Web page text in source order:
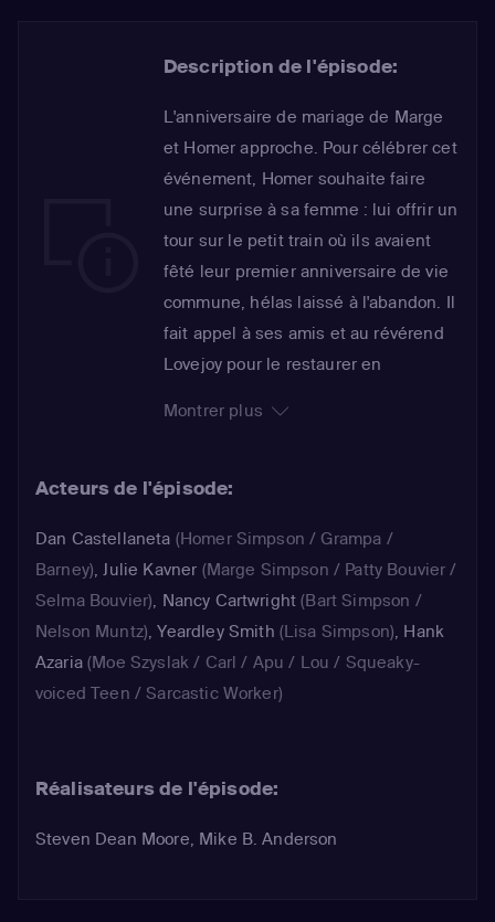
Description de l'épisode:
L'anniversaire de mariage de Marge
et Homer approche. Pour célébrer cet
événement, Homer souhaite faire
une surprise à sa femme : lui offrir un
tour sur le petit train où ils avaient
fêté leur premier anniversaire de vie
commune, hélas laissé à l'abandon. Il
fait appel à ses amis et au révérend
Lovejoy pour le restaurer en
tombe sur un site de rencontres et
nommé Ben, qui partage sa passion
Homer est accaparé par son projet de
rénovation, Marge se sent délaissée
et finit par se rapprocher de Ben...
Montrer plus
Acteurs de l'épisode:
Dan Castellaneta (Homer Simpson / Grampa /
Barney),Julie Kavner (Marge Simpson / Patty Bouvier /
Selma Bouvier), Nancy Cartwright (Bart Simpson /
Nelson Muntz),Yeardley Smith (Lisa Simpson), Hank
Azaria(Moe Szyslak / Carl / Apu / Lou / Squeaky-
voiced Teen / Sarcastic Worker)
Réalisateurs de l'épisode:
Steven Dean Moore, Mike B. Anderson